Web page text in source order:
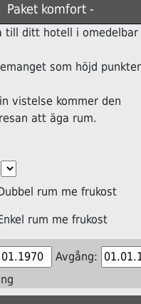
Paket komfort -
till ditt hotell i
som höjd
vistelse kommer den
att äga rum.
rum me frukost
rum me frukost
Avgång: